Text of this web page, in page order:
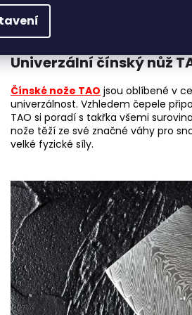
Univerzální čínský nůž
Čínské nože TAO jsou oblíbené v
univerzálnost. Vzhledem čepele
TAO si poradí s takřka všemi
nože těží ze své značné váhy pro
velké fyzické síly.